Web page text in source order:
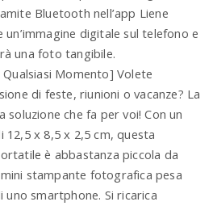
Bluetooth nell’app Liene
digitale sul telefono e
una foto tangibile.
Momento] Volete
di feste, riunioni o vacanze? La
soluzione che fa per voi! Con un
x 8,5 x 2,5 cm, questa
è abbastanza piccola da
stampante fotografica pesa
smartphone. Si ricarica